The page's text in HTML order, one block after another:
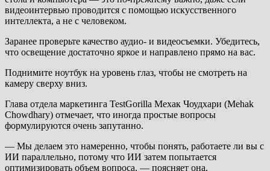
видеоинтервью проводится с помощью искусственного
интеллекта, а не с человеком.
Заранее проверьте качество аудио- и видеосъемки. Убедитесь,
что освещение достаточно яркое и направлено прямо на вас.
Поднимите ноутбук на уровень глаз, чтобы не смотреть на
камеру сверху вниз.
Глава отдела маркетинга TestGorilla Мехак Чоудхари (Mehak
Chowdhary) отмечает, что иногда простые вопросы
формулируются очень запутанно.
— Мы делаем это намеренно, чтобы понять, работаете ли вы с
ИИ параллельно, потому что ИИ затем попытается
оптимизировать объем вопроса, — поясняет она.